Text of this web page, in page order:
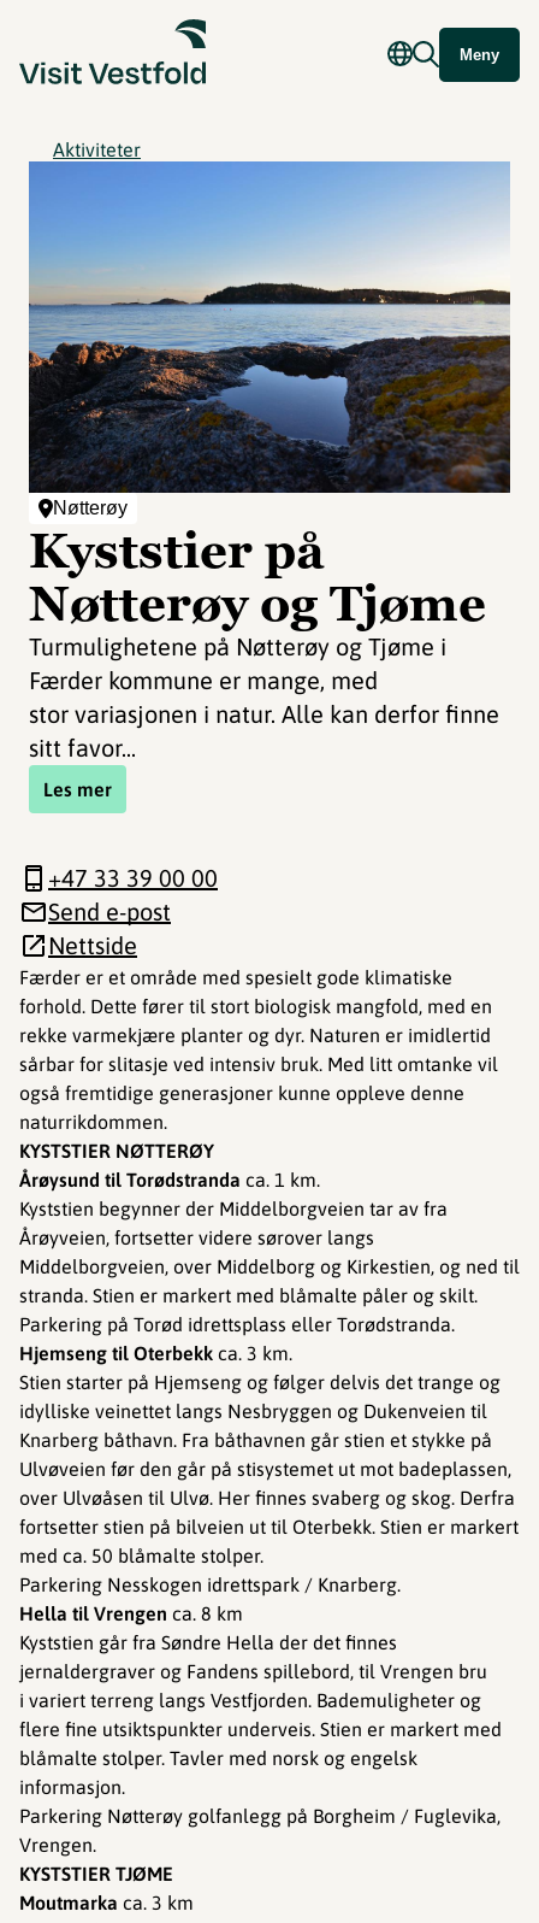
Meny
Aktiviteter
Nøtterøy
Kyststier på
Nøtterøy og Tjøme
Turmulighetene på Nøtterøy og Tjøme i
Færder kommune er mange, med
stor variasjonen i natur. Alle kan derfor finne
sitt favor...
Les mer
Færder er et område med spesielt gode klimatiske
forhold. Dette fører til stort biologisk mangfold, med en
rekke varmekjære planter og dyr. Naturen er imidlertid
sårbar for slitasje ved intensiv bruk. Med litt omtanke vil
også fremtidige generasjoner kunne oppleve denne
naturrikdommen.
KYSTSTIER NØTTERØY
Årøysund til Torødstranda ca. 1 km.
​​​​​​Kyststien begynner der Middelborgveien tar av fra
Årøyveien, fortsetter videre sørover langs
Middelborgveien, over Middelborg og Kirkestien, og ned til
stranda. Stien er markert med blåmalte påler og skilt.
Parkering på Torød idrettsplass eller Torødstranda.
Hjemseng til Oterbekk ca. 3 km.
Stien starter på Hjemseng og følger delvis det trange og
idylliske veinettet langs Nesbryggen og Dukenveien til
Knarberg båthavn. Fra båthavnen går stien et stykke på
Ulvøveien før den går på stisystemet ut mot badeplassen,
over Ulvøåsen til Ulvø. Her finnes svaberg og skog. Derfra
fortsetter stien på bilveien ut til Oterbekk. Stien er markert
med ca. 50 blåmalte stolper.
Parkering Nesskogen idrettspark / Knarberg.
Hella til Vrengen ca. 8 km
Kyststien går fra Søndre Hella der det finnes
jernaldergraver og Fandens spillebord, til Vrengen bru
i variert terreng langs Vestfjorden. Bademuligheter og
flere fine utsiktspunkter underveis. Stien er markert med
blåmalte stolper. Tavler med norsk og engelsk
informasjon.
Parkering Nøtterøy golfanlegg på Borgheim / Fuglevika,
Vrengen.
KYSTSTIER TJØME
Moutmarka ca. 3 km
+47 33 39 00 00
Send e-post
Nettside